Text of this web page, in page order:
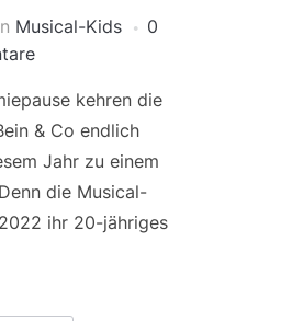
Musical-Kids
0
kehren die
& Co endlich
Jahr zu einem
die Musical-
ihr 20-jähriges